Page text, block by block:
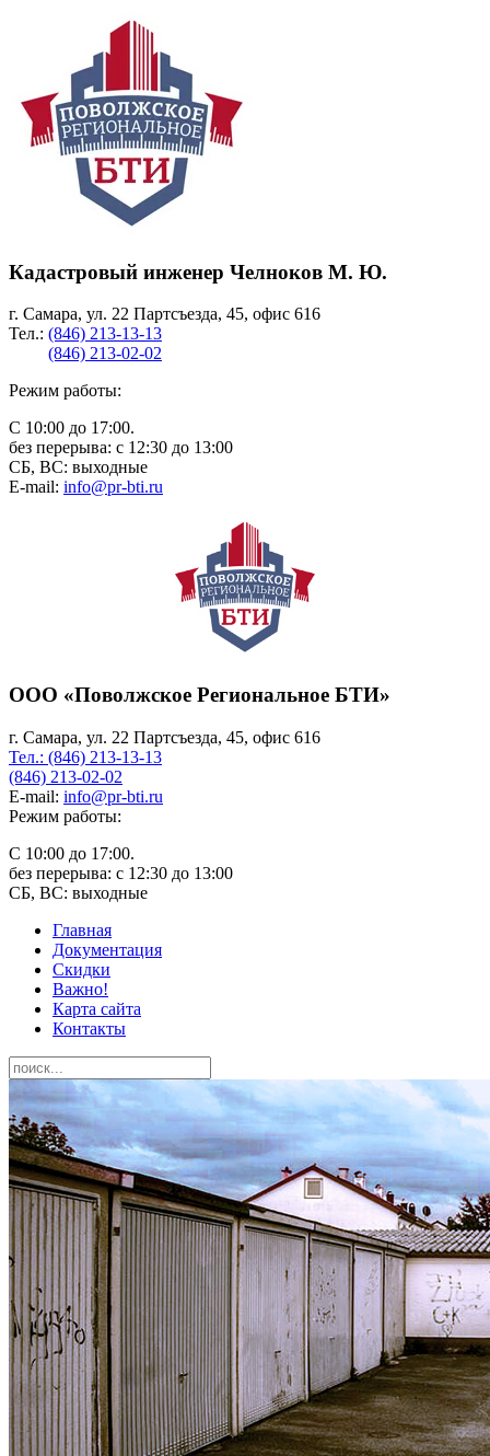
Кадастровый инженер Челноков М. Ю.
г. Самара, ул. 22 Партсъезда, 45, офис 616
Тел.: (846) 213-13-13
(846) 213-02-02
Режим работы:
С 10:00 до 17:00.
без перерыва: с 12:30 до 13:00
СБ, ВС: выходные
E-mail: info@pr-bti.ru
ООО «Поволжское Региональное БТИ»
г. Самара, ул. 22 Партсъезда, 45, офис 616
Тел.: (846) 213-13-13
(846) 213-02-02
E-mail: info@pr-bti.ru
Режим работы:
С 10:00 до 17:00.
без перерыва: с 12:30 до 13:00
СБ, ВС: выходные
Главная
Документация
Скидки
Важно!
Карта сайта
Контакты